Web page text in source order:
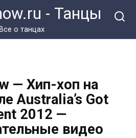
- Танцы
Все о танцах
— Хип-хоп на
Australia’s Got
2012 —
видео